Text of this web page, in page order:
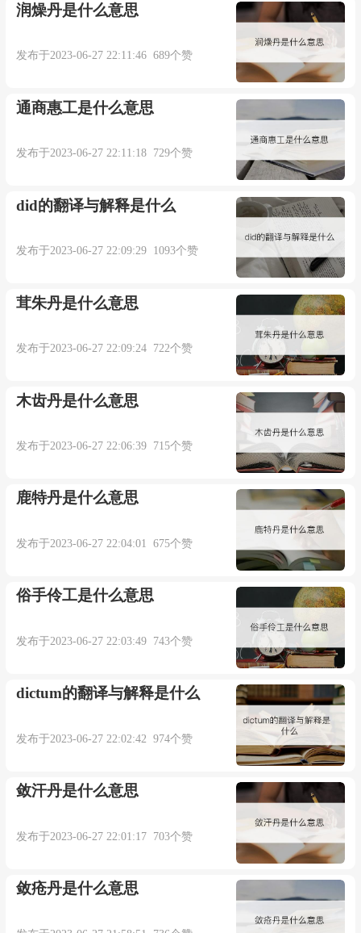
润燥丹是什么意思
发布于2023-06-27 22:11:46 689个赞
通商惠工是什么意思
发布于2023-06-27 22:11:18 729个赞
did的翻译与解释是什么
发布于2023-06-27 22:09:29 1093个赞
茸朱丹是什么意思
发布于2023-06-27 22:09:24 722个赞
木齿丹是什么意思
发布于2023-06-27 22:06:39 715个赞
鹿特丹是什么意思
发布于2023-06-27 22:04:01 675个赞
俗手伶工是什么意思
发布于2023-06-27 22:03:49 743个赞
dictum的翻译与解释是什么
发布于2023-06-27 22:02:42 974个赞
敛汗丹是什么意思
发布于2023-06-27 22:01:17 703个赞
敛疮丹是什么意思